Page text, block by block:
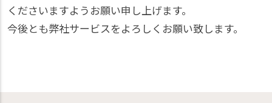
くださいますようお願い申し上げます。
今後とも弊社サービスをよろしくお願い致します。